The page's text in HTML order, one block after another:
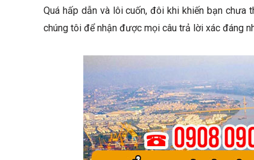
Quá hấp dẫn và lôi cuốn, đôi khi khiến bạn chưa
chúng tôi để nhận được mọi câu trả lời xác đáng